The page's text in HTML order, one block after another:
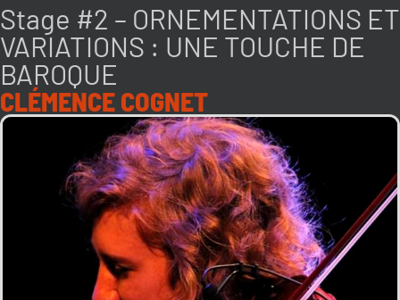
Stage #2 – ORNEMENTATIONS ET
VARIATIONS : UNE TOUCHE DE
BAROQUE
CLÉMENCE COGNET